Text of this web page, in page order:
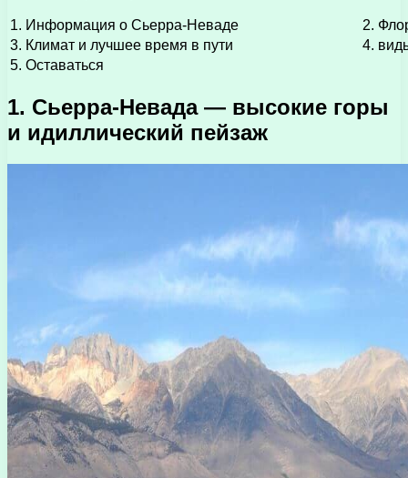
1. Информация о Сьерра-Неваде
2.
3. Климат и лучшее время в пути
4.
5. Оставаться
1. Сьерра-Невада — высокие горы
и идиллический пейзаж